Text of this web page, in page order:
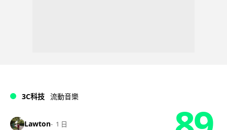
3C科技 流動音樂
Lawton 1 日